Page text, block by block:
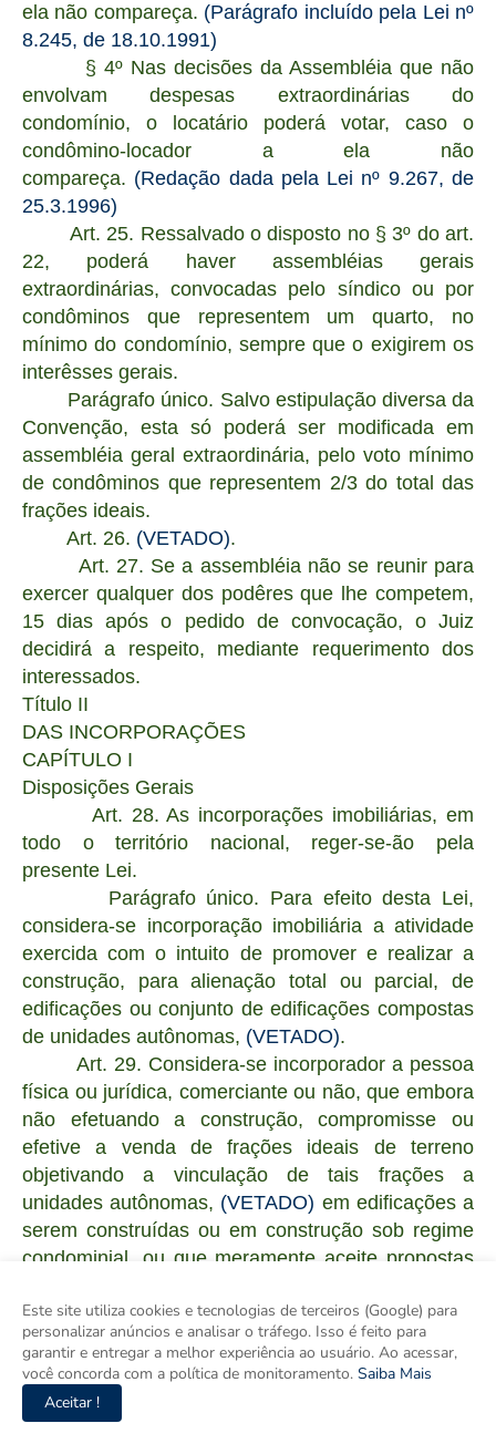
ela não compareça. (Parágrafo incluído pela Lei nº
8.245, de 18.10.1991)
§ 4º Nas decisões da Assembléia que não
envolvam despesas extraordinárias do
condomínio, o locatário poderá votar, caso o
condômino-locador a ela não
compareça. (Redação dada pela Lei nº 9.267, de
25.3.1996)
Art. 25. Ressalvado o disposto no § 3º do art.
22, poderá haver assembléias gerais
extraordinárias, convocadas pelo síndico ou por
condôminos que representem um quarto, no
mínimo do condomínio, sempre que o exigirem os
interêsses gerais.
Parágrafo único. Salvo estipulação diversa da
Convenção, esta só poderá ser modificada em
assembléia geral extraordinária, pelo voto mínimo
de condôminos que representem 2/3 do total das
frações ideais.
Art. 26. (VETADO).
Art. 27. Se a assembléia não se reunir para
exercer qualquer dos podêres que lhe competem,
15 dias após o pedido de convocação, o Juiz
decidirá a respeito, mediante requerimento dos
interessados.
Título II
DAS INCORPORAÇÕES
CAPÍTULO I
Disposições Gerais
Art. 28. As incorporações imobiliárias, em
todo o território nacional, reger-se-ão pela
presente Lei.
Parágrafo único. Para efeito desta Lei,
considera-se incorporação imobiliária a atividade
exercida com o intuito de promover e realizar a
construção, para alienação total ou parcial, de
edificações ou conjunto de edificações compostas
de unidades autônomas, (VETADO).
Art. 29. Considera-se incorporador a pessoa
física ou jurídica, comerciante ou não, que embora
não efetuando a construção, compromisse ou
efetive a venda de frações ideais de terreno
objetivando a vinculação de tais frações a
unidades autônomas, (VETADO) em edificações a
serem construídas ou em construção sob regime
condominial, ou que meramente aceite propostas
levando a têrmo a incorporação e
responsabilizando-se, conforme o caso, pela
entrega, a certo prazo, preço e determinadas
condições, das obras concluídas.
Parágrafo único. Presume-se a vinculação
Este site utiliza cookies e tecnologias de terceiros (Google) para
personalizar anúncios e analisar o tráfego. Isso é feito para
garantir e entregar a melhor experiência ao usuário. Ao acessar,
você concorda com a política de monitoramento. Saiba Mais
Aceitar !